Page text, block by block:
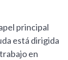
principal
está dirigida
en